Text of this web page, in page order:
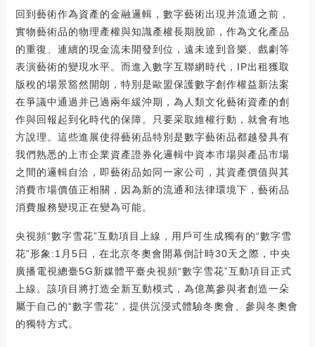
回到藝術作為資產的金融邏輯，數字藝術出現并流通之前，
實物藝術品的物理產權與知識產權長期脫節，作為文化產品
的重復、連續的現金流未開發到位，遠未達到音樂、戲劇等
表演藝術的變現水平。而進入數字互聯網時代，IP出租獲取
版稅的場景豁然開朗，特別是歐盟保護數字創作權益新法案
在爭議中通過并已過兩年緩沖期，為人類文化藝術資產的創
作與回報起到化時代的保障。只要采取維權行動，就會有地
方說理。這些進展使得藝術品特別是數字藝術品都越發具有
我們熟悉的上市企業資產證券化邏輯中資本市場與產品市場
之間的邏輯自洽，即藝術品如同一家公司，其資產價值與其
消費市場價值正相關，因為新的流通和法律環境下，藝術品
消費服務變現正在變為可能。
央視頻“數字雪花”互動項目上線，用戶可生成獨有的“數字雪
花”形象:1月5日，在北京冬奧會開幕倒計時30天之際，中央
廣播電視總臺5G新媒體平臺央視頻“數字雪花”互動項目正式
上線。該項目將打造全新互動模式，為億萬參與者創造一朵
屬于自己的“數字雪花”，提供沉浸式體驗冬奧會、參與冬奧會
的獨特方式。